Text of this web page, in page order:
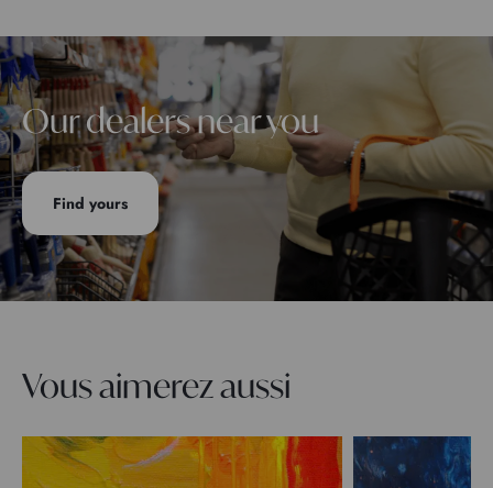
Our dealers near you
Find yours
Vous aimerez aussi